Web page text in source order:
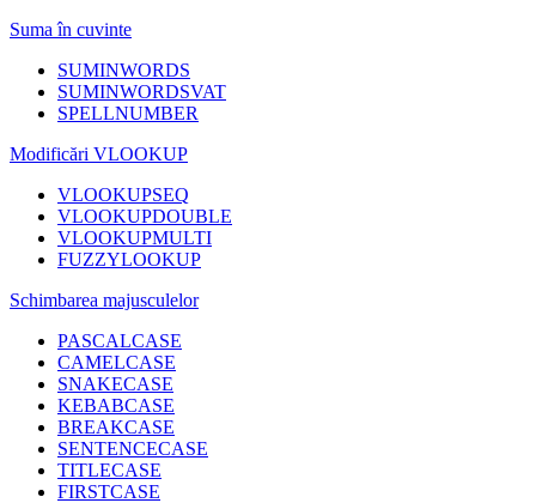
Suma în cuvinte
SUMINWORDS
SUMINWORDSVAT
SPELLNUMBER
Modificări VLOOKUP
VLOOKUPSEQ
VLOOKUPDOUBLE
VLOOKUPMULTI
FUZZYLOOKUP
Schimbarea majusculelor
PASCALCASE
CAMELCASE
SNAKECASE
KEBABCASE
BREAKCASE
SENTENCECASE
TITLECASE
FIRSTCASE